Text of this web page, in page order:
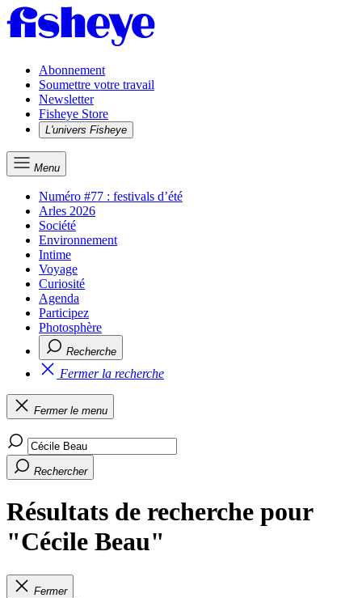
Abonnement
Soumettre votre travail
Newsletter
Fisheye Store
L'univers Fisheye
Menu
Numéro #77 : festivals d’été
Arles 2026
Société
Environnement
Intime
Voyage
Curiosité
Agenda
Participez
Photosphère
Recherche
Fermer la recherche
Fermer le menu
Rechercher
Résultats de recherche pour
"Cécile Beau"
Fermer